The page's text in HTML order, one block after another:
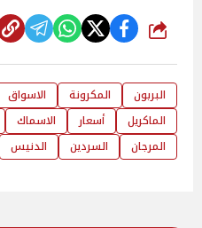
شارك
البربون المكرونة الاسواق
الماكريل
أسعار الاسماك
المرجان
السردين الدنيس